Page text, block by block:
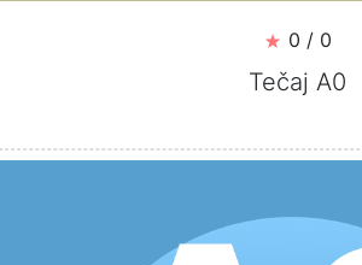
0 / 0
Tečaj A0